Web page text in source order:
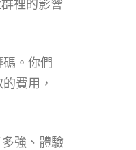
裡的影響
。你們
費用，
強、體驗